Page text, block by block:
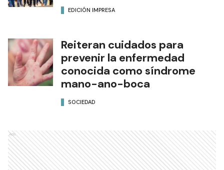
EDICIÓN IMPRESA
Reiteran cuidados para
prevenir la enfermedad
conocida como síndrome
mano-ano-boca
SOCIEDAD
Ads